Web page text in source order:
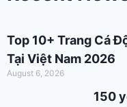
Top 10+ Trang Cá
Tại Việt Nam 2026
August 6, 2026
150